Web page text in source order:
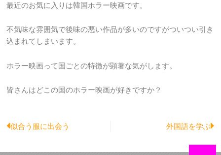
最近のお気に入りは韓国ホラー映画です。
不気味な雰囲気で後味の悪い作品が多いのですがついつい引き
込まれてしまいます。
ホラー映画って国ごとの特徴が顕著な気がします。
皆さんはどこの国のホラー映画が好きですか？
Prev
似合う服に出会う 外国語を学ぶ